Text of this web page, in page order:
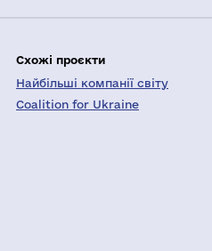
Схожі проєкти
Найбільші компанії світу
Coalition for Ukraine